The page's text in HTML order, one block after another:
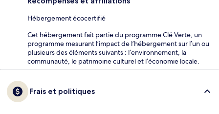
Hébergement écocertifié
Cet hébergement fait partie du programme Clé Verte, un
programme mesurant l’impact de l’hébergement sur l’un ou
plusieurs des éléments suivants : l’environnement, la
communauté, le patrimoine culturel et l’économie locale.
Frais et politiques